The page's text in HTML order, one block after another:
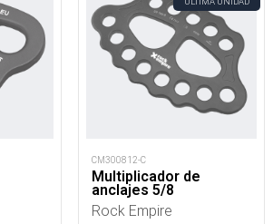
CM300812-C
Multiplicador de
anclajes 5/8
Rock Empire